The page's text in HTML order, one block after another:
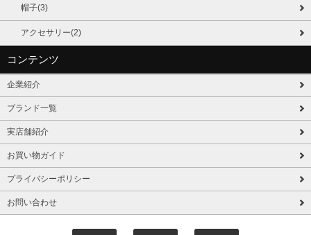
帽子(3)
アクセサリー(2)
コンテンツ
企業紹介
ブランド一覧
実店舗紹介
お買い物ガイド
プライバシーポリシー
お問い合わせ